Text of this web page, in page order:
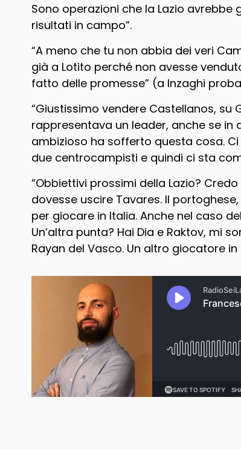
Sono operazioni che la Lazio
risultati in campo”.
“A meno che tu non abbia dei veri
già a Lotito perché non avesse
fatto delle promesse” (a Inzaghi
“Giustissimo vendere Castellanos, su
rappresentava un leader, anche se
ambizioso ha sofferto questa cosa.
due centrocampisti e quindi ci sta
“Obbiettivi prossimi della Lazio?
dovesse uscire Tavares. Il
per giocare in Italia. Anche nel caso
Un’altra punta? Hai Dia e Raktov, mi
Rayan del Vasco. Un altro giocatore